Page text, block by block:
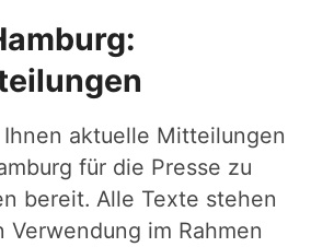
aktuelle Mitteilungen
für die Presse zu
bereit. Alle Texte stehen
Verwendung im Rahmen